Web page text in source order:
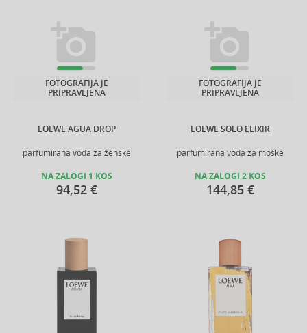
LOEWE AGUA DROP
parfumirana voda za ženske
FOTOGRAFIJA JE
PRIPRAVLJENA
NA ZALOGI 1 KOS
94,52 €
LOEWE SOLO ELIXIR
parfumirana voda za moške
FOTOGRAFIJA JE
PRIPRAVLJENA
NA ZALOGI 2 KOS
144,85 €